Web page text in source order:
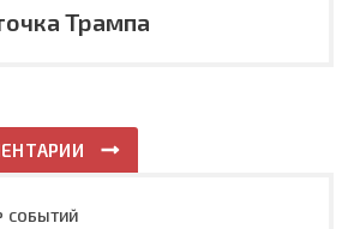
Трампа
СОБЫТИЙ